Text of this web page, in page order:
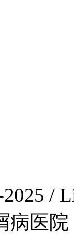
/
病医院